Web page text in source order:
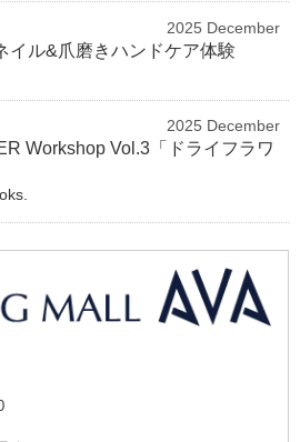
2025 December
イル&爪磨きハンドケア体験
2025 December
Workshop Vol.3「ドライフラワ